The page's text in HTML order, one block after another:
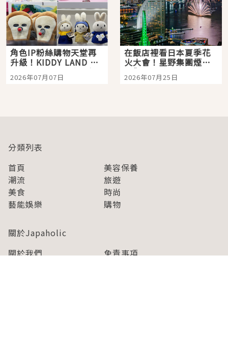
角色IP粉絲購物天堂再
升級！KIDDY LAND 原
宿店吉伊卡哇迎客，新
開幕 OMOKADO 店3分
2026年07月07日
在飯店裡看日本夏季花
火大會！星野集團煙火
景觀飯店6選，讓你不用
人擠人悠閒欣賞
2026年07月25日
分類列表
首頁
美容保養
潮流
旅遊
美食
時尚
藝能娛樂
購物
關於Japaholic
關於我們
免責事項